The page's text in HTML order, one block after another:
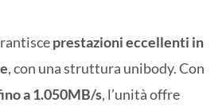
prestazioni eccellenti in
, con una struttura unibody. Con
a 1.050MB/s, l’unità offre